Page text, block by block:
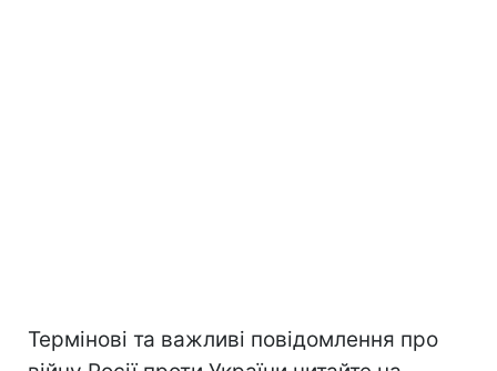
Термінові та важливі повідомлення про